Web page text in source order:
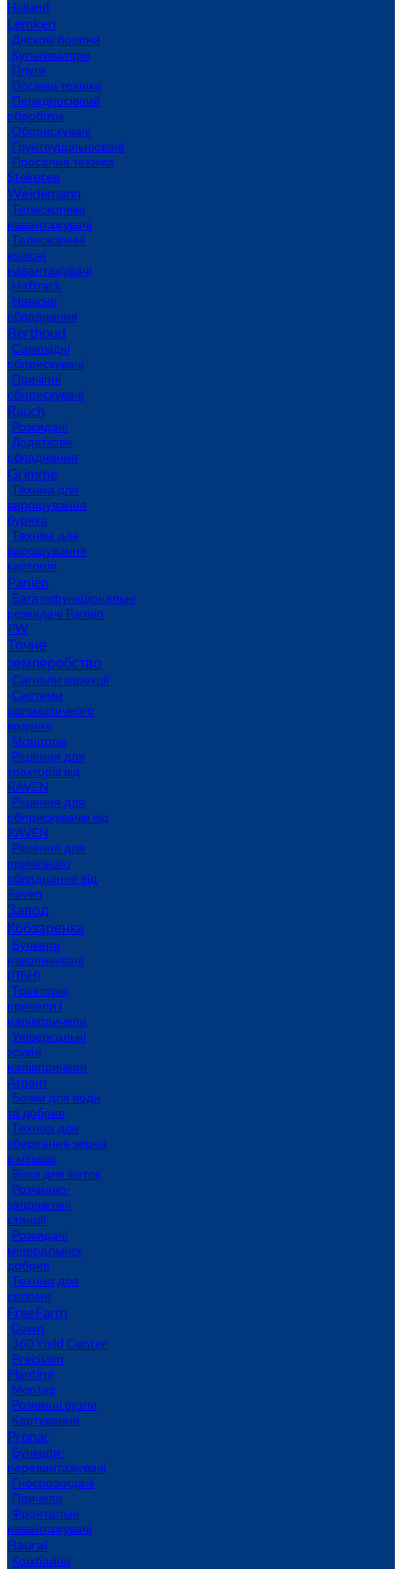
Holland
Lemken
Дискові борони
Культиватори
Плуги
Посівна техніка
Передпосівний
обробіток
Обприскувачі
Грунтоущільнювачі
Просапна техніка
Steketee
Weidemann
Телескопічні
навантажувачі
Телескопічні
колісні
навантажувачі
Hoftrack
Навісне
обладнання
Berthoud
Самохідні
обприскувачі
Причіпні
обприскувачі
Rauch
Розкидачі
Додаткове
обладнання
Grimme
Техніка для
вирощування
буряка
Техніка для
вирощування
картоплі
Panien
Багатофункціональні
розкидачі Panien
PW
Точне
землеробство
Сигнали корекції
Системи
автоматичного
водіння
Монітори
Рішення для
тракторів від
RAVEN
Рішення для
обприскувачів від
RAVEN
Рішення для
причіпного
обладнання від
Raven
Завод
Кобзаренка
Бункери
накопичувачі
(ПБН)
Тракторні
причепи i
напiвпричепи
Універсальні
зсувні
напівпричепи
Атлант
Бочки для води
та добрив
Техніка для
зберігання зерна
в мішках
Візки для жаток
Розчинно-
заправочні
станції
Розкидачі
мінеральних
добрив
Техніка для
соломи
FreeFarm
Dawn
360 Yield Center
Precision
Planting
Montag
Розчинні вузли
Картування
Pronar
Бункери-
перевантажувачі
Гноєрозкидачі
Причепи
Фронтальні
навантажувачі
Baural
Комбайни